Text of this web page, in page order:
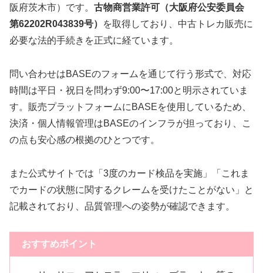
阪府茨木市）です。 古物商営業許可（大阪府公安委員会
第62202R043839号）
を取得しており、中古トレカ販売に
必要な法的手続きを正式に経ています。
問い合わせはBASEのフォームを通じて行う形式で、対応
時間は平日・祝日を問わず9:00〜17:00と明示されていま
す。販売プラットフォームにBASEを使用しているため、
決済・個人情報管理はBASEのインフラが担っており、こ
の点も安心感の根拠のひとつです。
また公式サイトでは「3度のカード検品を実施」「これま
でカードの状態に関するクレームを受けたことがない」と
記載されており、品質管理への姿勢が確認できます。
おすすめポイント